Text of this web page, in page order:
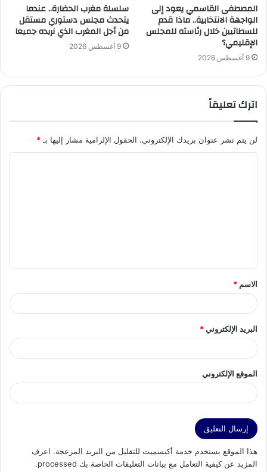
المصطفى القاسمي يعود إلى
الواجهة الانتخابية.. ماذا قدم
للسطاتيين خلال رئاسته للمجلس
الإقليمي؟
9 أغسطس 2026
سلسلة مغرب الحضارة.. عندما
يتحدث مجلس دستوري مستقل
من أجل المغرب الذي نريده جميعا
9 أغسطس 2026
اترك تعليقاً
لن يتم نشر عنوان بريدك الإلكتروني. الحقول الإلزامية مشار إليها بـ *
ق
*
الاسم *
البريد الإلكتروني*
الموقع الإلكتروني
هذا الموقع يستخدم خدمة أكيسميت للتقليل من البريد المزعجة. اعرف
المزيد عن كيفية التعامل مع بيانات التعليقات الخاصة بك processed
.